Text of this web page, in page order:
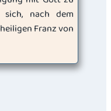
nach dem
Franz von